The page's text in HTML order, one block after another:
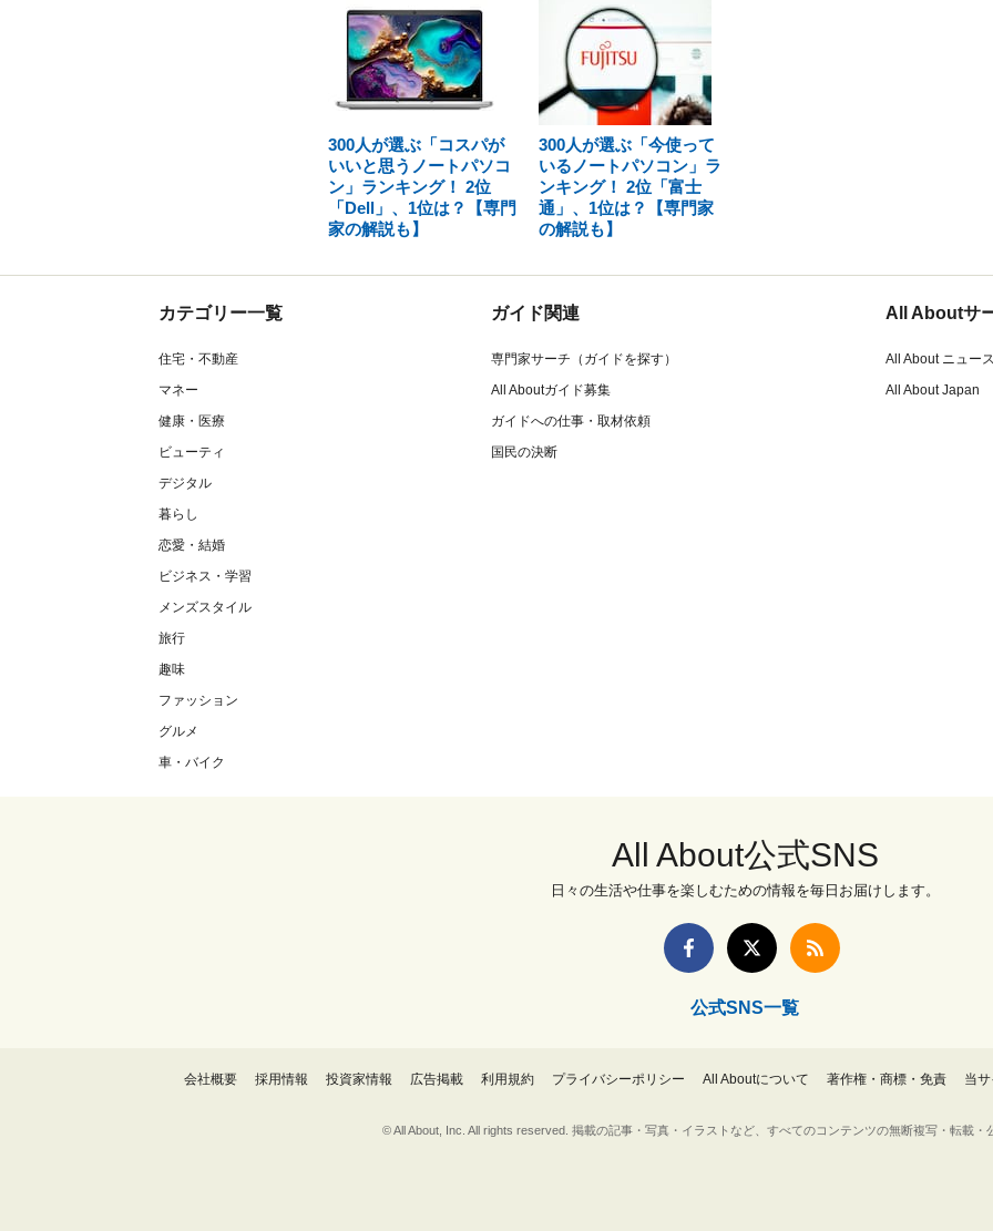
300人が選ぶ「コスパが
いいと思うノートパソコ
ン」ランキング！ 2位
「Dell」、1位は？【専門
家の解説も】
300人が選ぶ「今使って
いるノートパソコン」ラ
ンキング！ 2位「富士
通」、1位は？【専門家
の解説も】
カテゴリー一覧
住宅・不動産
マネー
健康・医療
ビューティ
デジタル
暮らし
恋愛・結婚
ビジネス・学習
メンズスタイル
旅行
趣味
ファッション
グルメ
車・バイク
ガイド関連
専門家サーチ（ガイドを探す）
All Aboutガイド募集
ガイドへの仕事・取材依頼
国民の決断
All Aboutサ
All About ニュース
All About Japan
All About公式SNS
日々の生活や仕事を楽しむための情報を毎日お届けします。
公式SNS一覧
会社概要 採用情報 投資家情報 広告掲載 利用規約 プライバシーポリシー All Aboutについて 著作権・商標・免責 当
© All About, Inc. All rights reserved. 掲載の記事・写真・イラストなど、すべてのコンテンツの無断複写・転載・